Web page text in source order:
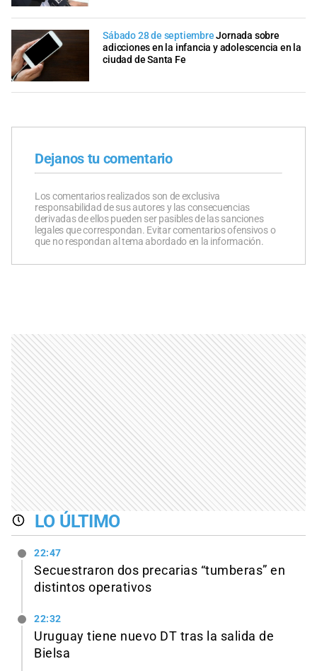
Sábado 28 de septiembre Jornada sobre
adicciones en la infancia y adolescencia en la
ciudad de Santa Fe
Dejanos tu comentario
Los comentarios realizados son de exclusiva
responsabilidad de sus autores y las consecuencias
derivadas de ellos pueden ser pasibles de las sanciones
legales que correspondan. Evitar comentarios ofensivos o
que no respondan al tema abordado en la información.
LO ÚLTIMO
22:47
Secuestraron dos precarias “tumberas” en
distintos operativos
22:32
Uruguay tiene nuevo DT tras la salida de
Bielsa